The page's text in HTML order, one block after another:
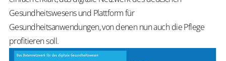
Gesundheitswesens und Plattform für
Gesundheitsanwendungen, von denen nun auch die Pflege
profitieren soll.